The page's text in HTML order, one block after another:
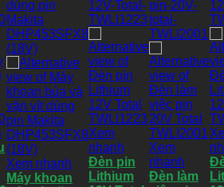
Xem nhanh
Máy khoan
Xem
nhanh
Đèn pin
Lithium
Xem
nhanh
Đèn làm